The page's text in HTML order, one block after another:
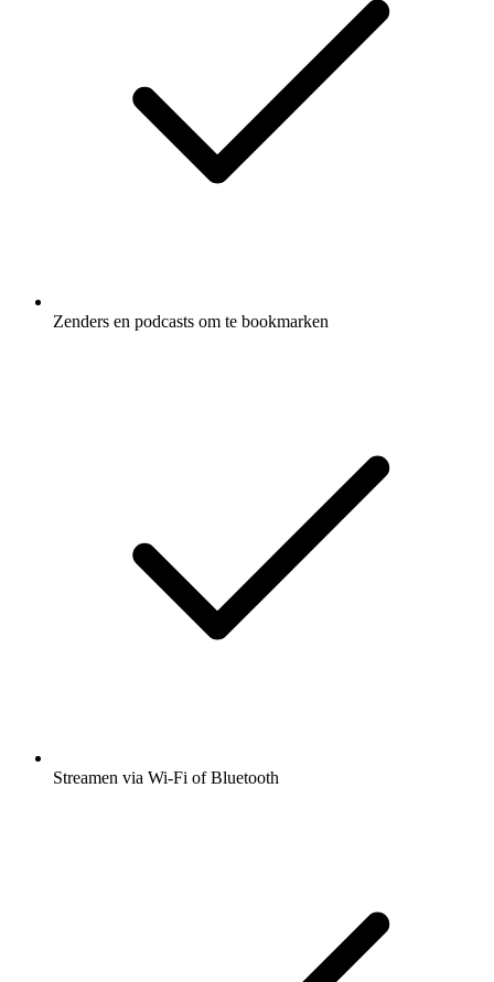
Zenders en podcasts om te bookmarken
Streamen via Wi-Fi of Bluetooth